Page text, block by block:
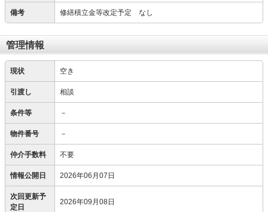
備考 修繕積立金等改定予定 なし
管理情報
現状 空き
引渡し 相談
条件等 －
物件番号 －
仲介手数料 不要
情報公開日 2026年06月07日
次回更新予
定日
2026年09月08日